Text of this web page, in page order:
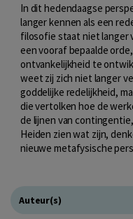
In dit hedendaagse
langer kennen als een
filosofie staat niet langer
een vooraf bepaalde
ontvankelijkheid te
weet zij zich niet langer
goddelijke redelijkheid,
die vertolken hoe de
de lijnen van
Heiden zien wat zijn,
nieuwe metafysische
Auteur(s)